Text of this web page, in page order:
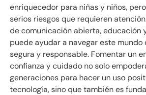
enriquecedor para niñas y niños,
serios riesgos que requieren
de comunicación abierta, educación
puede ayudar a navegar este
segura y responsable. Fomentar un
confianza y cuidado no solo
generaciones para hacer un uso
tecnología, sino que también es